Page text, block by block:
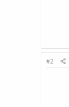
#2